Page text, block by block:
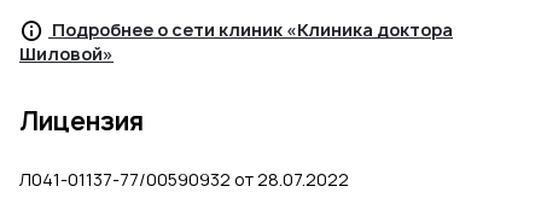
Подробнее о сети клиник «Клиника доктора
Шиловой»
Лицензия
Л041-01137-77/00590932 от 28.07.2022